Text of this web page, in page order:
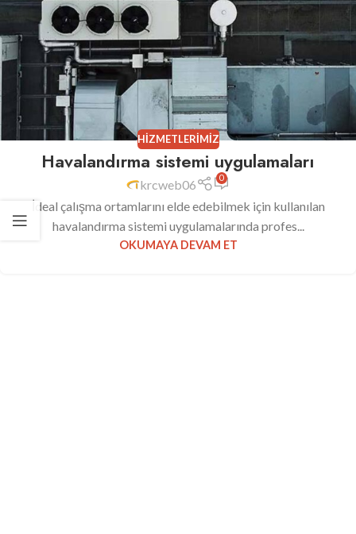
HIZMETLERIMIZ
Havalandırma sistemi uygulamaları
krcweb06 0
İdeal çalışma ortamlarını elde edebilmek için kullanılan
havalandırma sistemi uygulamalarında profes...
OKUMAYA DEVAM ET